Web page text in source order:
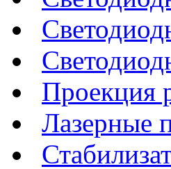
Проекция
Лазерные